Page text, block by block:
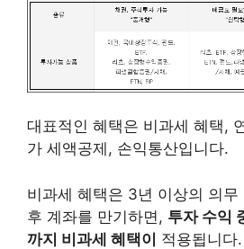
대표적인 혜택은 비과세 혜택,
가 세액공제, 손익통산입니다.
비과세 혜택은 3년 이상의 의무
후 계좌를 만기하면, 투자 수익
까지 비과세 혜택이 적용됩니